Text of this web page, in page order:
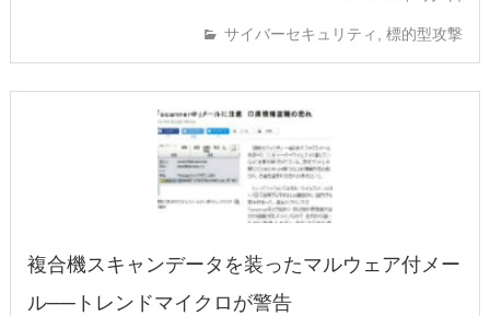
サイバーセキュリティ ,標的型攻撃
複合機スキャンデータを装ったマルウェア付メー
ル──トレンドマイクロが警告